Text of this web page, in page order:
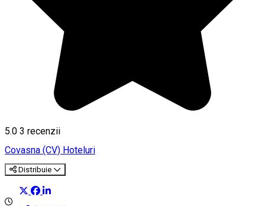
5.0 3 recenzii
Covasna (CV) Hoteluri
Distribuie